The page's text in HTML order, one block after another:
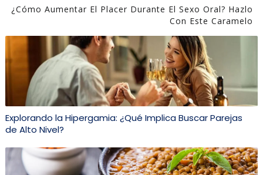
¿Cómo Aumentar El Placer Durante El Sexo Oral? Hazlo
Con Este Caramelo
Explorando la Hipergamia: ¿Qué Implica Buscar Parejas
de Alto Nivel?